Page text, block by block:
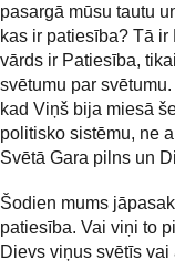
pasargā mūsu tautu
kas ir patiesība? Tā
vārds ir Patiesība,
svētumu par
kad Viņš bija miesā
politisko sistēmu, ne
Svētā Gara pilns un
Šodien mums
patiesība. Vai viņi to
Dievs viņus svētīs